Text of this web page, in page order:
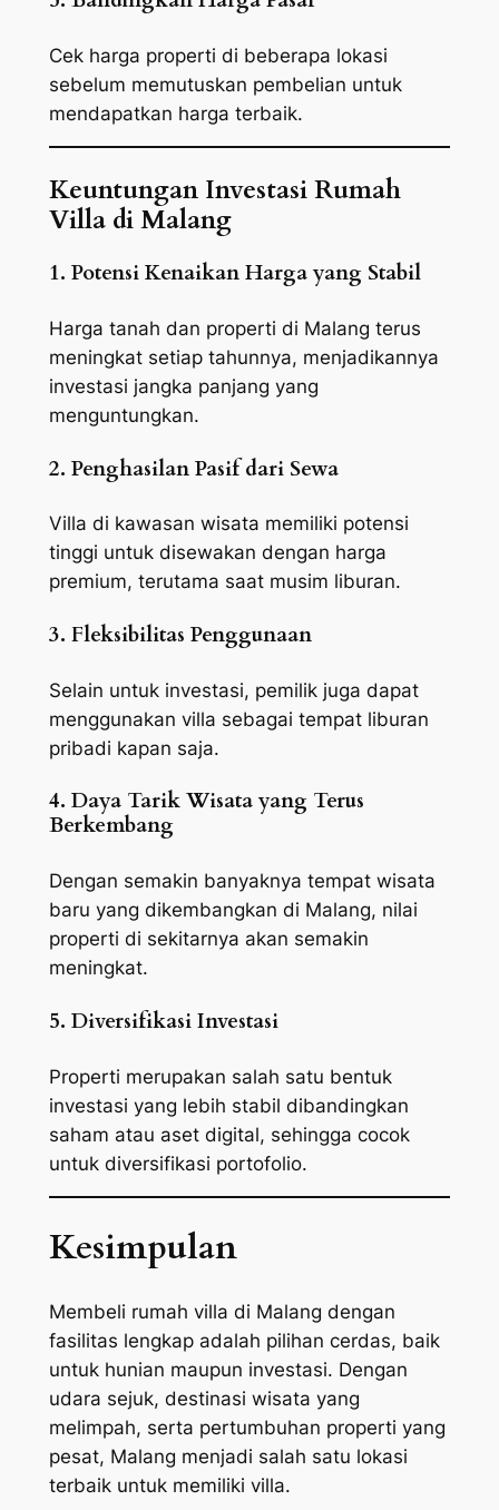
Cek harga properti di beberapa lokasi
sebelum memutuskan pembelian untuk
mendapatkan harga terbaik.
Keuntungan Investasi Rumah
Villa di Malang
1. Potensi Kenaikan Harga yang Stabil
Harga tanah dan properti di Malang terus
meningkat setiap tahunnya, menjadikannya
investasi jangka panjang yang
menguntungkan.
2. Penghasilan Pasif dari Sewa
Villa di kawasan wisata memiliki potensi
tinggi untuk disewakan dengan harga
premium, terutama saat musim liburan.
3. Fleksibilitas Penggunaan
Selain untuk investasi, pemilik juga dapat
menggunakan villa sebagai tempat liburan
pribadi kapan saja.
4. Daya Tarik Wisata yang Terus
Berkembang
Dengan semakin banyaknya tempat wisata
baru yang dikembangkan di Malang, nilai
properti di sekitarnya akan semakin
meningkat.
5. Diversifikasi Investasi
Properti merupakan salah satu bentuk
investasi yang lebih stabil dibandingkan
saham atau aset digital, sehingga cocok
untuk diversifikasi portofolio.
Kesimpulan
Membeli rumah villa di Malang dengan
fasilitas lengkap adalah pilihan cerdas, baik
untuk hunian maupun investasi. Dengan
udara sejuk, destinasi wisata yang
melimpah, serta pertumbuhan properti yang
pesat, Malang menjadi salah satu lokasi
terbaik untuk memiliki villa.